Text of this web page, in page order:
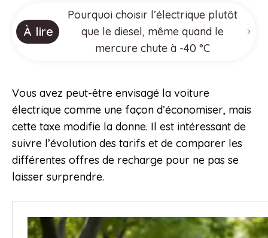
À lire
Pourquoi choisir l’électrique plutôt
que le diesel, même quand le
mercure chute à -40 °C
Vous avez peut-être envisagé la voiture
électrique comme une façon d’économiser, mais
cette taxe modifie la donne. Il est intéressant de
suivre l’évolution des tarifs et de comparer les
différentes offres de recharge pour ne pas se
laisser surprendre.